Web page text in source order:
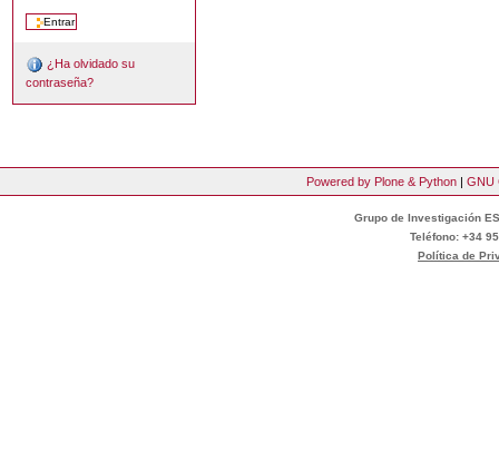
¿Ha olvidado su
contraseña?
Powered by Plone & Python | GNU
Grupo de Investigación
Teléfono: +34
Política de